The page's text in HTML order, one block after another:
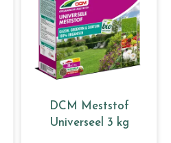
DCM Meststof
Universeel 3 kg